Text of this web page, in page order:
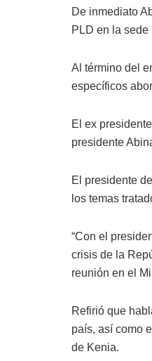
De inmediato
PLD en la
Al término del
específicos
El ex
presidente
El presidente
los temas
“Con el
crisis de la
reunión en el
Refirió que
país, así como
de Kenia.